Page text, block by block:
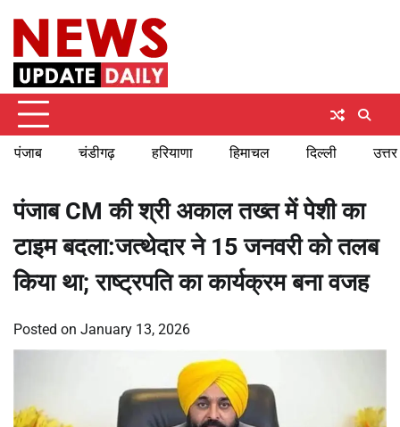
content
पंजाब चंडीगढ़ हरियाणा हिमाचल दिल्ली
पंजाब CM की श्री अकाल तख्त में पेशी का
टाइम बदला:जत्थेदार ने 15 जनवरी को तलब
किया था; राष्ट्रपति का कार्यक्रम बना वजह
Posted on January 13, 2026